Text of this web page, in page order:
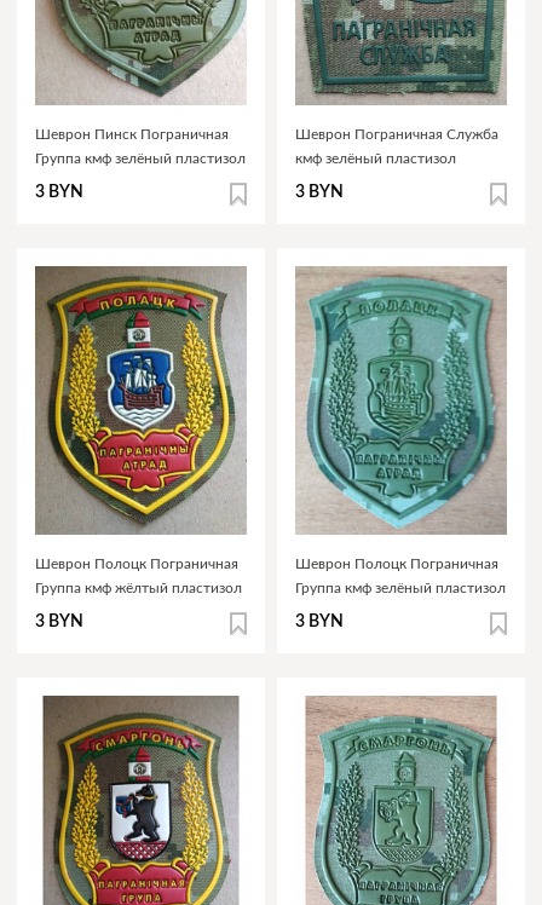
Шеврон Пинск Пограничная
Группа кмф зелёный пластизол
3 BYN
Шеврон Пограничная Служба
кмф зелёный пластизол
3 BYN
Шеврон Полоцк Пограничная
Группа кмф жёлтый пластизол
3 BYN
Шеврон Полоцк Пограничная
Группа кмф зелёный пластизол
3 BYN